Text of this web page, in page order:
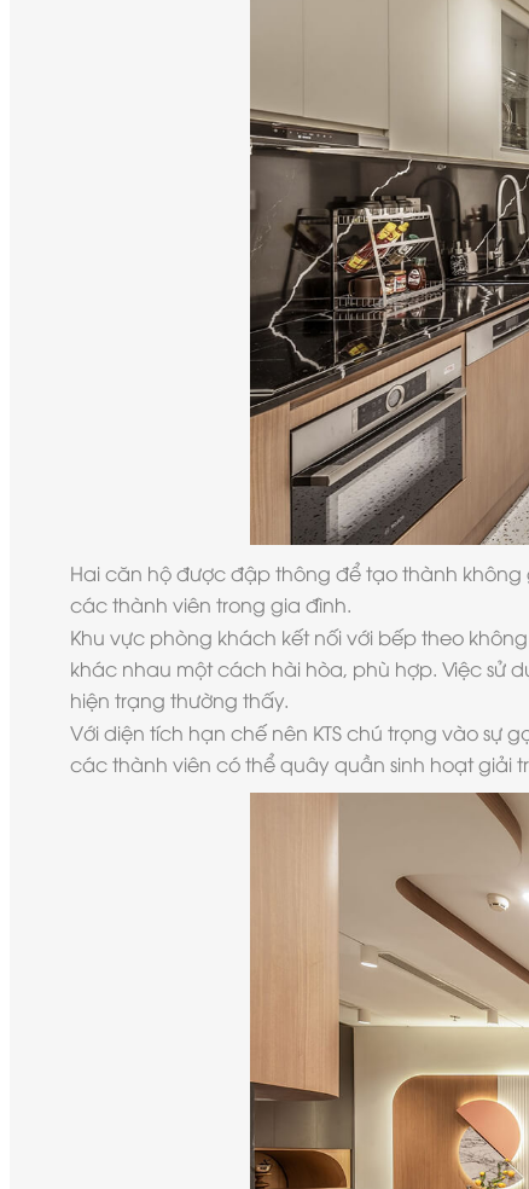
Hai căn hộ được đập thông để tạo thành
các thành viên trong gia đình.
Khu vực phòng khách kết nối với bếp theo
khác nhau một cách hài hòa, phù hợp. Việc sử
hiện trạng thường thấy.
Với diện tích hạn chế nên KTS chú trọng vào
các thành viên có thể quây quần sinh hoạt giải